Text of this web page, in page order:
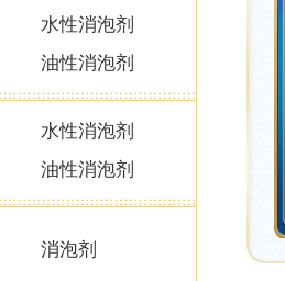
水性消泡剂
油性消泡剂
水性消泡剂
油性消泡剂
消泡剂